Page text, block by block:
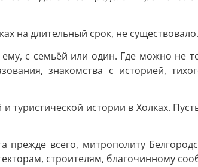
на длительный срок, не
с семьёй или один. Где можно не
знакомства с историей,
туристической истории в Холках.
всего, митрополиту
строителям, благочинному